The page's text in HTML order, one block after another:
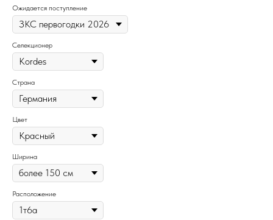
Ожидается поступление
Селекционер
Страна
Цвет
Ширина
Расположение